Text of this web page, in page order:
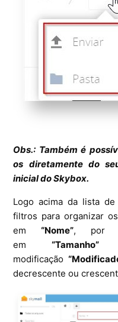
Obs.: Também é
os diretamente do
inicial do Skybox.
Logo acima da lista
filtros para organizar
em“Nome”, por
em “Tamanho”
modificação
decrescente ou